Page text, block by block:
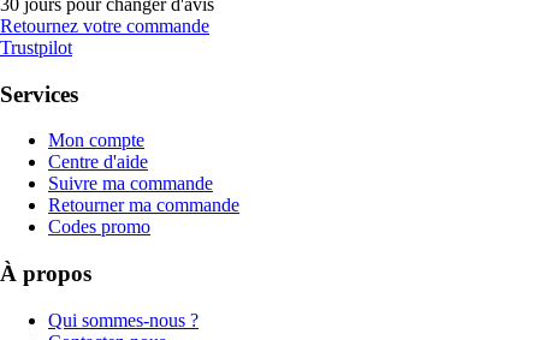
30 jours pour changer d'avis
Retournez votre commande
Trustpilot
Services
Mon compte
Centre d'aide
Suivre ma commande
Retourner ma commande
Codes promo
À propos
Qui sommes-nous ?